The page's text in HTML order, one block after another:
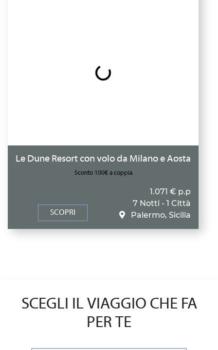
Le Dune Resort con volo da Milano e Aosta
Sconto 100€ a coppia
SCOPRI
1.071 € p.p
7 Notti - 1 Città
Palermo, Sicilia
SCEGLI IL VIAGGIO CHE FA
PER TE